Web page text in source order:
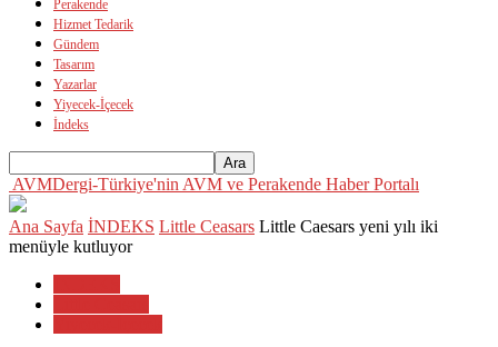
Perakende
Hizmet Tedarik
Gündem
Tasarım
Yazarlar
Yiyecek-İçecek
İndeks
AVMDergi-Türkiye'nin AVM ve Perakende Haber Portalı
Ana Sayfa İNDEKS Little Ceasars Little Caesars yeni yılı iki
menüyle kutluyor